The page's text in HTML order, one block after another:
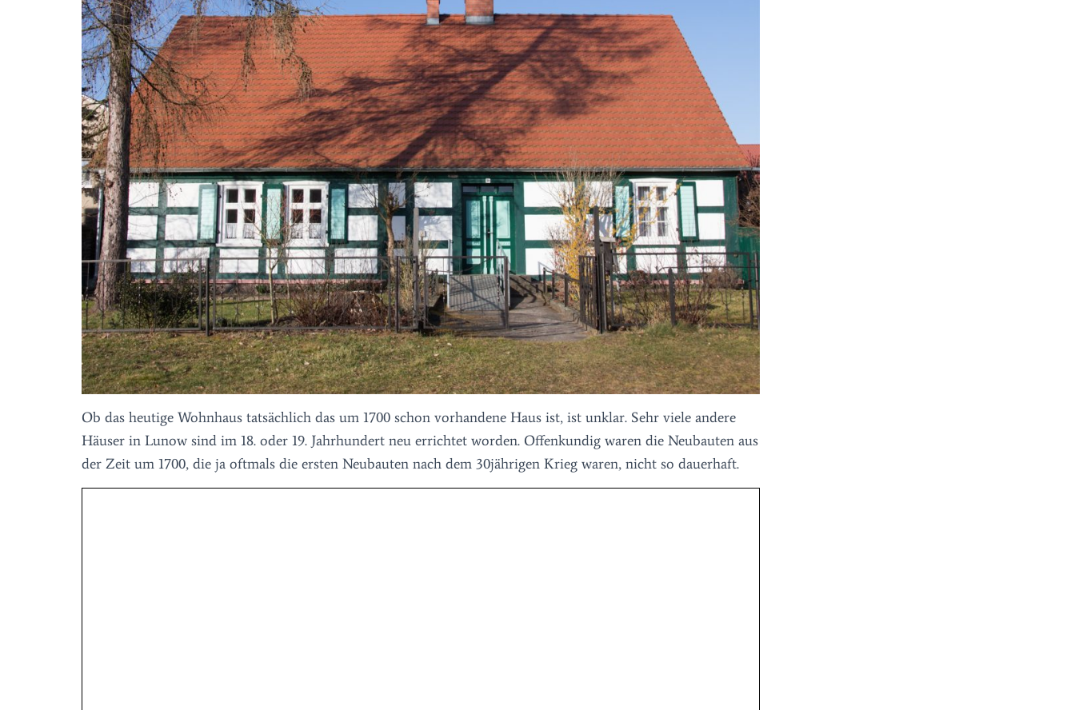
Ob das heutige Wohnhaus tatsächlich das um 1700 schon vorhandene Haus ist, ist unklar. Sehr viele andere
Häuser in Lunow sind im 18. oder 19. Jahrhundert neu errichtet worden. Offenkundig waren die Neubauten aus
der Zeit um 1700, die ja oftmals die ersten Neubauten nach dem 30jährigen Krieg waren, nicht so dauerhaft.